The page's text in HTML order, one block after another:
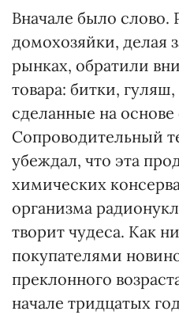
Вначале было слово.
домохозяйки, делая
рынках, обратили
товара: битки,
сделанные на
Сопроводительный
убеждал, что эта
химических
организма
творит чудеса. Как
покупателями
преклонного
начале тридцатых